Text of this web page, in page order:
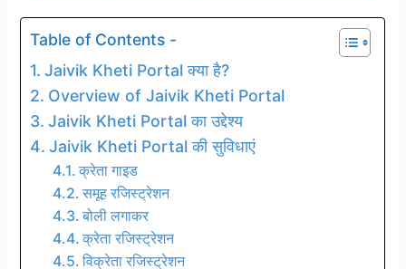
Table of Contents -
Jaivik Kheti Portal क्या है?
Overview of Jaivik Kheti Portal
Jaivik Kheti Portal का उद्देश्य
Jaivik Kheti Portal की सुविधाएं
क्रेता गाइड
समूह रजिस्ट्रेशन
बोली लगाकर
क्रेता रजिस्ट्रेशन
विक्रेता रजिस्ट्रेशन